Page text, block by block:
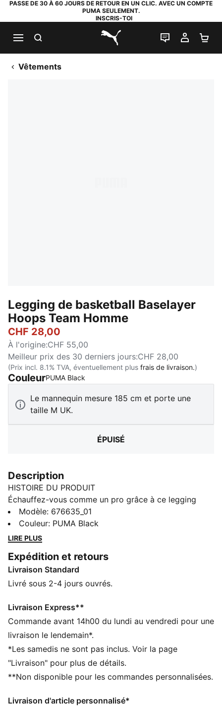
PASSE DE 30 À 60 JOURS DE RETOUR EN UN CLIC. AVEC UN COMPTE
PUMA SEULEMENT.
INSCRIS-TOI
PUMA.com
LIVE CHAT
MON
Vêtements
Legging de basketball Baselayer
Hoops Team Homme
CHF 28,00
À l'origine:CHF 55,00
Meilleur prix des 30 derniers jours:CHF 28,00
(Prix incl. 8.1% TVA, éventuellement plus frais de livraison.)
CouleurPUMA Black
Le mannequin mesure 185 cm et porte une
taille M UK.
ÉPUISÉ
Description
HISTOIRE DU PRODUIT
Échauffez-vous comme un pro grâce à ce legging
conçu pour évacuer l’humidité et vous garder au sec
pendant que vous marquez des points.
CARACTÉRISTIQUES + AVANTAGES
corps pour vous protéger de la transpiration pendant
vos activités
DÉTAILS
Coupe longue
Logo PUMA HOOPS sur une jambe
Modèle: 676635_01
Couleur: PUMA Black
LIRE PLUS
Expédition et retours
Livraison Standard
Livré sous 2-4 jours ouvrés.
Livraison Express**
Commande avant 14h00 du lundi au vendredi pour une
livraison le lendemain*.
*Les samedis ne sont pas inclus. Voir la page
"Livraison" pour plus de détails.
**Non disponible pour les commandes personnalisées.
Livraison d'article personnalisé*